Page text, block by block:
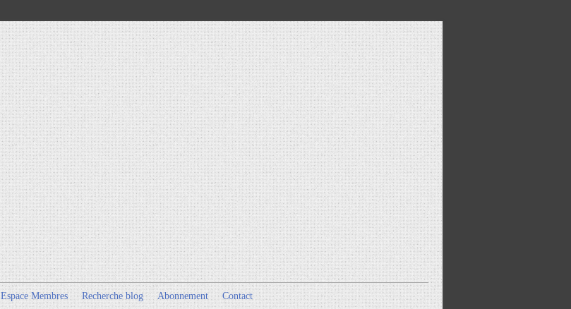
Espace Membres Recherche blog Abonnement Contact